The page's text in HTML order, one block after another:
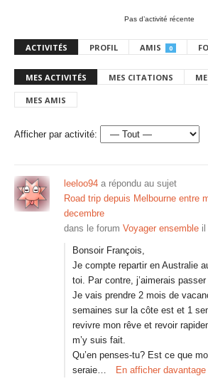
Pas d’activité récente
ACTIVITÉS PROFIL AMIS 0
MES ACTIVITÉS MES CITATIONS
MES AMIS
Afficher par activité:
leeloo94 a répondu au sujet
Road trip depuis Melbourne entre
decembre
dans le forum Voyager ensemble il
Bonsoir François,
Je compte repartir en Australie
toi. Par contre, j’aimerais
Je vais prendre 2 mois de
semaines sur la côte est et 1
revivre mon rêve et revoir
m’y suis fait.
Qu’en penses-tu? Est ce que
seraie…
En afficher davantage